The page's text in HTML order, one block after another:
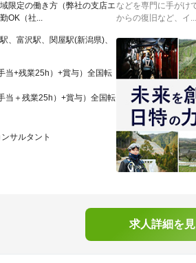
限定の働き方（弊社の支店エ
OK（社...
、富沢駅、関屋駅(新潟県)、
当+残業25h）+賞与）全国転
当＋残業25h）+賞与）全国転
サルタント
などを専門に手がけ
からの復旧など、イ...
求人詳細を